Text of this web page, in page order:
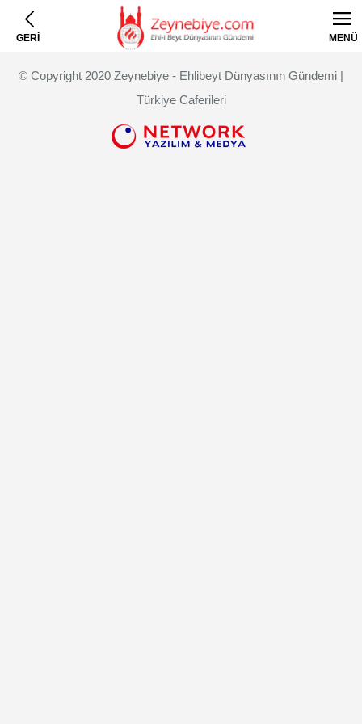
GERİ MENÜ
© Copyright 2020 Zeynebiye - Ehlibeyt Dünyasının Gündemi |
Türkiye Caferileri